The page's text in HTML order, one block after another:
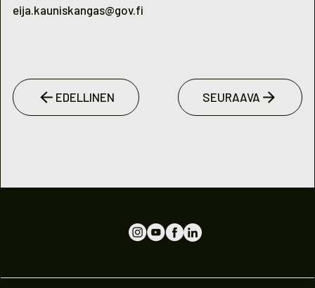
eija.kauniskangas@gov.fi
EDELLINEN SEURAAVA